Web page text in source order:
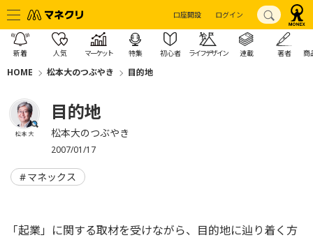
口座開設 ログイン
新着 人気 マーケット 特集 初心者 ライフデザイン 連載 著者 商
HOME 松本大のつぶやき 目的地
松本 大
目的地
松本大のつぶやき
2007/01/17
マネックス
「起業」に関する取材を受けながら、目的地に辿り着く方